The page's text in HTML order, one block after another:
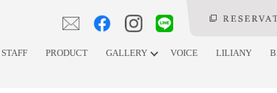
STAFF PRODUCT GALLERY VOICE LILIANY